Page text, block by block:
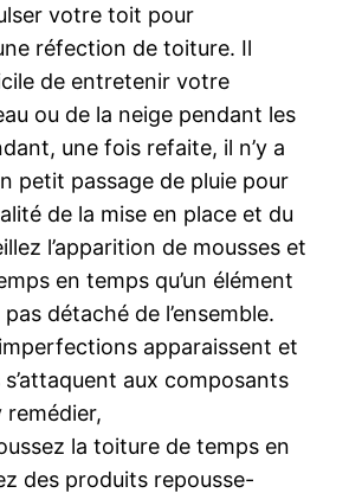
votre toit pour
réfection de toiture. Il
de entretenir votre
ou de la neige pendant les
une fois refaite, il n’y a
petit passage de pluie pour
de la mise en place et du
l’apparition de mousses et
en temps qu’un élément
détaché de l’ensemble.
apparaissent et
aux composants
remédier,
la toiture de temps en
des produits repousse-